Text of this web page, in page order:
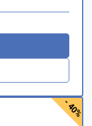
- 40%